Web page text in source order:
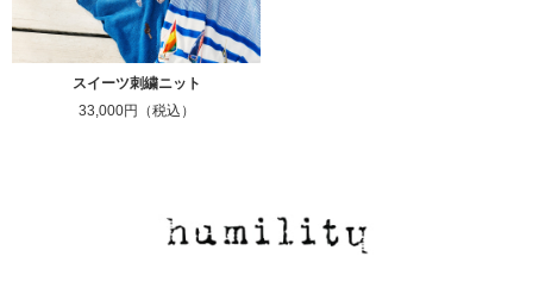
スイーツ刺繍ニット
33,000円（税込）